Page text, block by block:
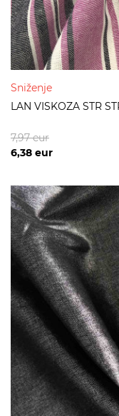
Sniženje
LAN VISKOZA STR
6,38 eur
7,97eur